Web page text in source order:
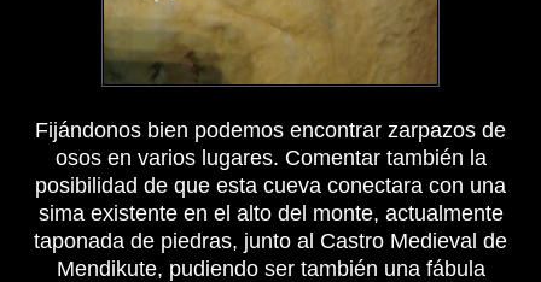
Fijándonos bien podemos encontrar zarpazos de
osos en varios lugares. Comentar también la
posibilidad de que esta cueva conectara con una
sima existente en el alto del monte, actualmente
taponada de piedras, junto al Castro Medieval de
Mendikute, pudiendo ser también una fábula